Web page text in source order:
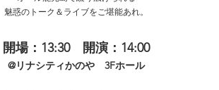
​魅惑のトーク＆ライブをご堪能あれ。
開場：13:30 開演：14:00
@リナシティかのや 3Fホール